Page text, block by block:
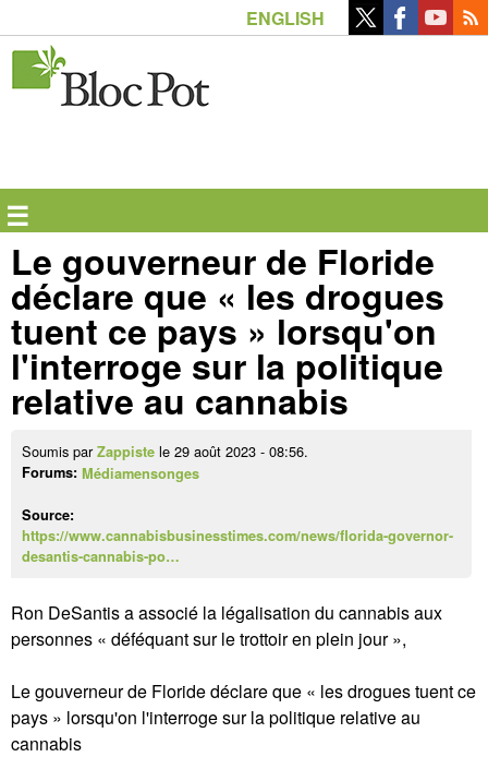
contenu
ENGLISH
☰
Le gouverneur de Floride
déclare que « les drogues
tuent ce pays » lorsqu'on
l'interroge sur la politique
relative au cannabis
Soumis parZappiste le 29 août 2023 - 08:56.
Forums: Médiamensonges
Source:
https://www.cannabisbusinesstimes.com/news/florida-governor-
desantis-cannabis-po…
Ron DeSantis a associé la légalisation du cannabis aux
personnes « déféquant sur le trottoir en plein jour »,
Le gouverneur de Floride déclare que « les drogues tuent ce
pays » lorsqu'on l'interroge sur la politique relative au
cannabis